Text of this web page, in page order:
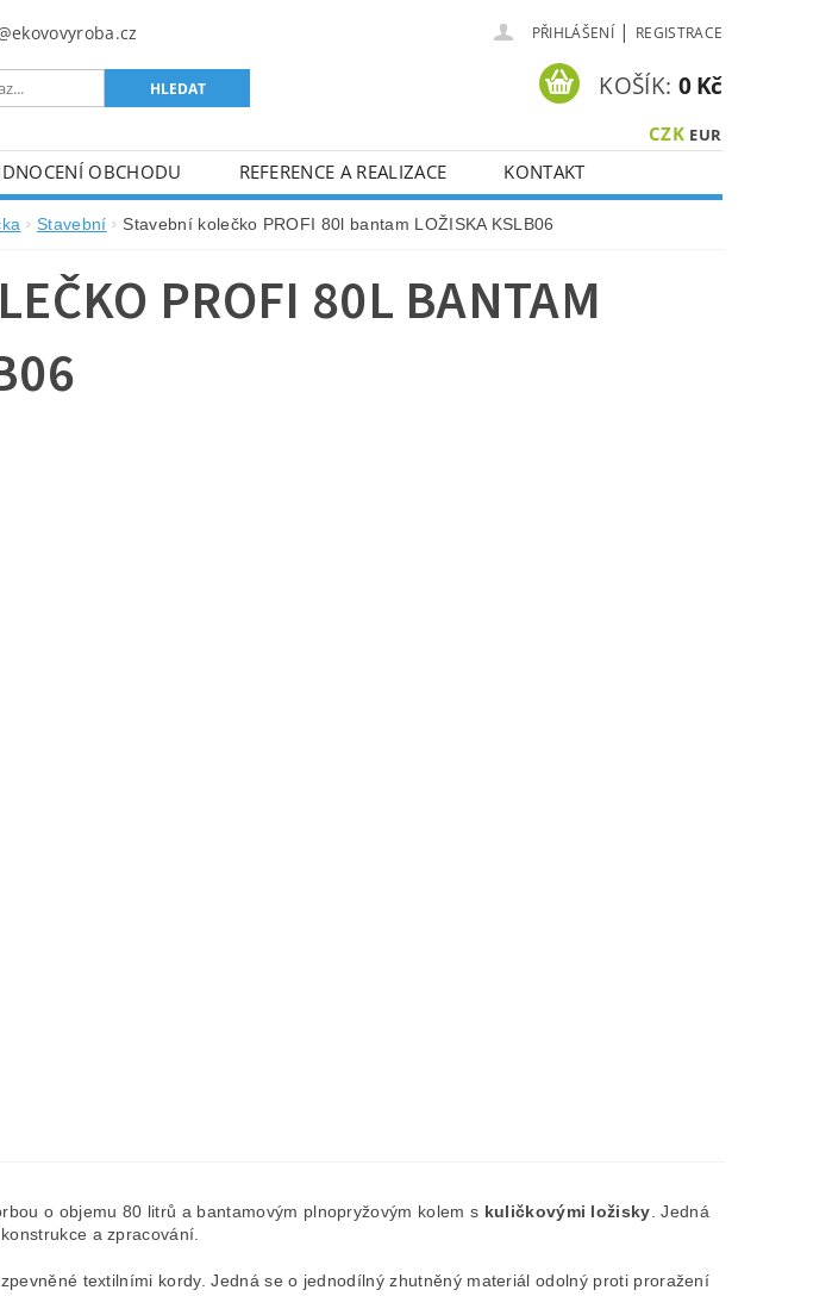
PŘIHLÁŠENÍ | REGISTRACE
CZK EUR
KOŠÍK: 0 Kč
OBCHODU REFERENCE A REALIZACE
KONTAKT
Stavební Stavební kolečko PROFI 80l bantam LOŽISKA KSLB06
PROFI 80L BANTAM
o objemu 80 litrů a bantamovým plnopryžovým kolem s kuličkovými ložisky. Jedná
a zpracování.
textilními kordy. Jedná se o jednodílný zhutněný materiál odolný proti proražení